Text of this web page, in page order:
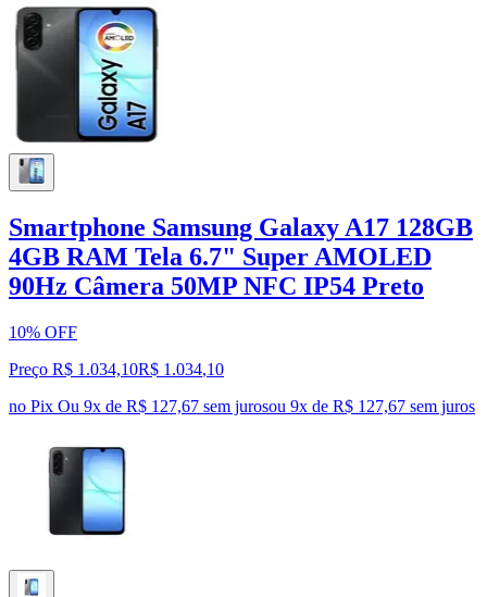
Smartphone Samsung Galaxy A17 128GB
4GB RAM Tela 6.7" Super AMOLED
90Hz Câmera 50MP NFC IP54 Preto
10% OFF
Preço R$ 1.034,10R$ 1.034,10
no Pix Ou 9x de R$ 127,67 sem jurosou 9x de R$ 127,67 sem juros